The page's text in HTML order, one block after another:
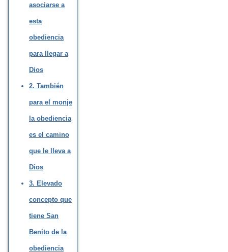
asociarse a
esta
obediencia
para llegar a
Dios
2. También
para el monje
la obediencia
es el camino
que le lleva a
Dios
3. Elevado
concepto que
tiene San
Benito de la
obediencia